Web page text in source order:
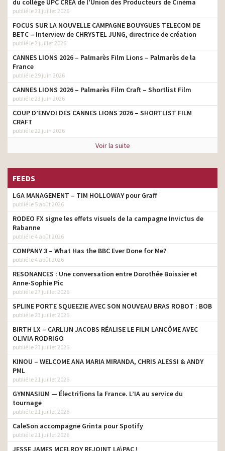
et guichet
artistique
Hello Bank! 2015 – Mobile
comme vous
assistant directeur
artistique
du collège UPC CRÉA de l’Union des Producteurs de Cinéma
publié le 21 juillet 2026
FOCUS SUR LA NOUVELLE CAMPAGNE BOUYGUES TELECOM DE
BETC – Interview de CHRYSTEL JUNG, directrice de création
publié le 2 juillet 2026
CANNES LIONS 2026 – Palmarès Film Lions – Palmarès de la
France
publié le 29 juin 2026
CANNES LIONS 2026 – Palmarès Film Craft – Shortlist Film
publié le 23 juin 2026
COUP D’ENVOI DES CANNES LIONS 2026 – SHORTLIST FILM
CRAFT
publié le 22 juin 2026
Voir la suite
FEEDS
LGA MANAGEMENT – TIM HOLLOWAY pour Graff
publié le 5 août 2026
RODEO FX signe les effets visuels de la campagne Invictus de
Rabanne
publié le 4 août 2026
COMPANY 3 – What Has the BBC Ever Done for Me?
publié le 4 août 2026
RESONANCES : Une conversation entre Dorothée Boissier et
Anne-Sophie Pic
publié le 27 juillet 2026
SPLINE PORTE SQUEEZIE AVEC SON NOUVEAU BRAS ROBOT : BOB
publié le 23 juillet 2026
BIRTH LX – CARLIJN JACOBS RÉALISE LE FILM LANCÔME AVEC
OLIVIA RODRIGO
publié le 23 juillet 2026
KINOU – WELCOME ANA MARIA MIRANDA, CHRIS ALESSI & ANDY
PML
publié le 21 juillet 2026
GYMNASIUM — Électrifions la France. L’IA au service du
tournage
publié le 21 juillet 2026
CaleSon accompagne Grinta pour Spotify
publié le 21 juillet 2026
JESSE JAMES MCELROY REJOINT LA\PAC !